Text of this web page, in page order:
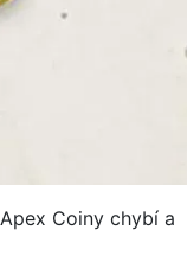
Coiny chybí a